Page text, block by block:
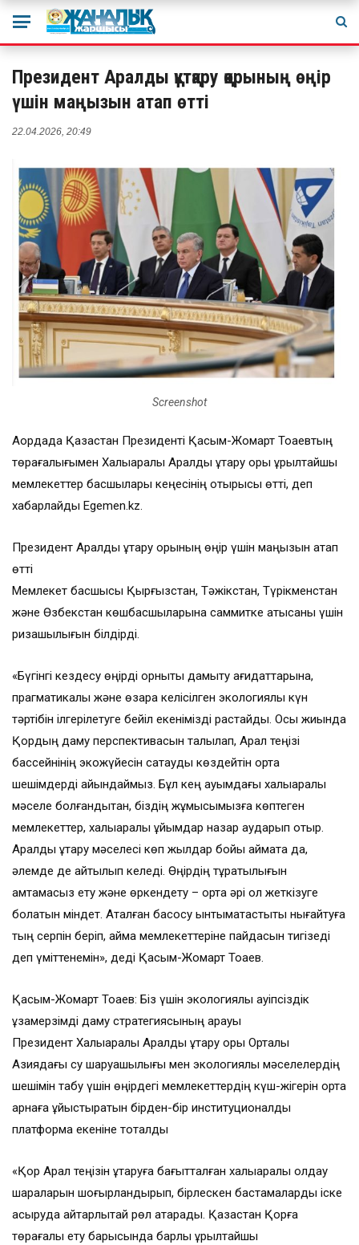
Президент Аралды құтқару қорының өңір
үшін маңызын атап өтті
22.04.2026, 20:49
Screenshot
Ақордада Қазақстан Президенті Қасым-Жомарт Тоқаевтың
төрағалығымен Халықаралық Аралды құтқару қоры құрылтайшы
мемлекеттер басшылары кеңесінің отырысы өтті, деп
хабарлайды Egemen.kz.
Президент Аралды құтқару қорының өңір үшін маңызын атап
өтті
Мемлекет басшысы Қырғызстан, Тәжікстан, Түрікменстан
және Өзбекстан көшбасшыларына саммитке қатысқаны үшін
ризашылығын білдірді.
«Бүгінгі кездесу өңірді орнықты дамыту қағидаттарына,
прагматикалық және өзара келісілген экологиялық күн
тәртібін ілгерілетуге бейіл екенімізді растайды. Осы жиында
Қордың даму перспективасын талқылап, Арал теңізі
бассейнінің экожүйесін сақтауды көздейтін ортақ
шешімдерді айқындаймыз. Бұл кең ауқымдағы халықаралық
мәселе болғандықтан, біздің жұмысымызға көптеген
мемлекеттер, халықаралық ұйымдар назар аударып отыр.
Аралды құтқару мәселесі көп жылдар бойы аймақта да,
әлемде де айтылып келеді. Өңірдің тұрақтылығын
қамтамасыз ету және өркендету – ортақ әрі қол жеткізуге
болатын міндет. Аталған басқосу ынтымақтастықты нығайтуға
тың серпін беріп, аймақ мемлекеттеріне пайдасын тигізеді
деп үміттенемін», деді Қасым-Жомарт Тоқаев.
Қасым-Жомарт Тоқаев: Біз үшін экологиялық қауіпсіздік
ұзақмерзімді даму стратегиясының арқауы
Президент Халықаралық Аралды құтқару қоры Орталық
Азиядағы су шаруашылығы мен экологиялық мәселелердің
шешімін табу үшін өңірдегі мемлекеттердің күш-жігерін ортақ
арнаға ұйыстыратын бірден-бір институционалдық
платформа екеніне тоқталды
«Қор Арал теңізін құтқаруға бағытталған халықаралық қолдау
шараларын шоғырландырып, бірлескен бастамаларды іске
асыруда айтарлықтай рөл атқарады. Қазақстан Қорға
төрағалық ету барысында барлық құрылтайшы